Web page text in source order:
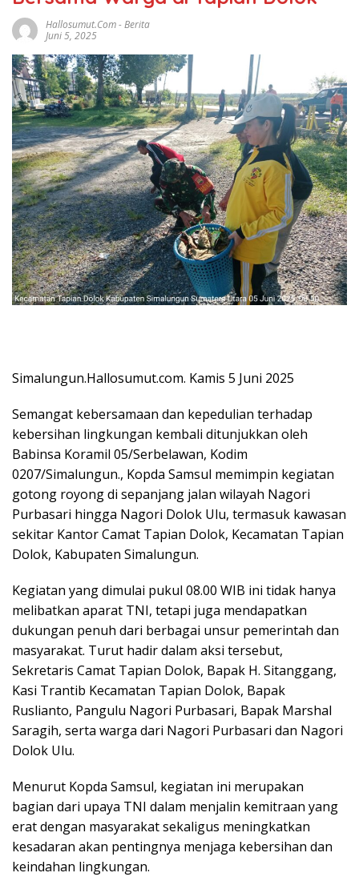
Hallosumut.com-Berita
Juni 5, 2025
Simalungun.Hallosumut.com. Kamis 5 Juni 2025
Semangat kebersamaan dan kepedulian terhadap
kebersihan lingkungan kembali ditunjukkan oleh
Babinsa Koramil 05/Serbelawan, Kodim
0207/Simalungun., Kopda Samsul memimpin kegiatan
gotong royong di sepanjang jalan wilayah Nagori
Purbasari hingga Nagori Dolok Ulu, termasuk kawasan
sekitar Kantor Camat Tapian Dolok, Kecamatan Tapian
Dolok, Kabupaten Simalungun.
Kegiatan yang dimulai pukul 08.00 WIB ini tidak hanya
melibatkan aparat TNI, tetapi juga mendapatkan
dukungan penuh dari berbagai unsur pemerintah dan
masyarakat. Turut hadir dalam aksi tersebut,
Sekretaris Camat Tapian Dolok, Bapak H. Sitanggang,
Kasi Trantib Kecamatan Tapian Dolok, Bapak
Ruslianto, Pangulu Nagori Purbasari, Bapak Marshal
Saragih, serta warga dari Nagori Purbasari dan Nagori
Dolok Ulu.
Menurut Kopda Samsul, kegiatan ini merupakan
bagian dari upaya TNI dalam menjalin kemitraan yang
erat dengan masyarakat sekaligus meningkatkan
kesadaran akan pentingnya menjaga kebersihan dan
keindahan lingkungan.